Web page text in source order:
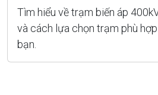
Tìm hiểu về trạm biến áp
và cách lựa chọn trạm phù
bạn.